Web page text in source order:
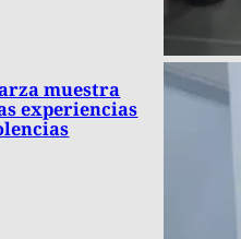
muestra
experiencias